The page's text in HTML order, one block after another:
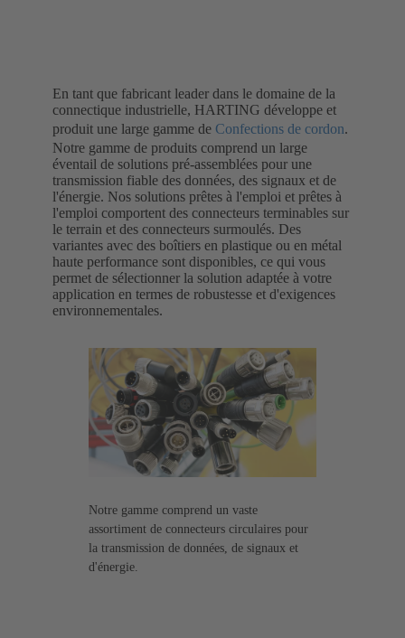
En tant que fabricant leader dans le domaine de la
connectique industrielle, HARTING développe et
produit une large gamme de Confections de cordon.
Notre gamme de produits comprend un large
éventail de solutions pré-assemblées pour une
transmission fiable des données, des signaux et de
l'énergie. Nos solutions prêtes à l'emploi et prêtes à
l'emploi comportent des connecteurs terminables sur
le terrain et des connecteurs surmoulés. Des
variantes avec des boîtiers en plastique ou en métal
haute performance sont disponibles, ce qui vous
permet de sélectionner la solution adaptée à votre
application en termes de robustesse et d'exigences
environnementales.
Notre gamme comprend un vaste
assortiment de connecteurs circulaires pour
la transmission de données, de signaux et
d'énergie.